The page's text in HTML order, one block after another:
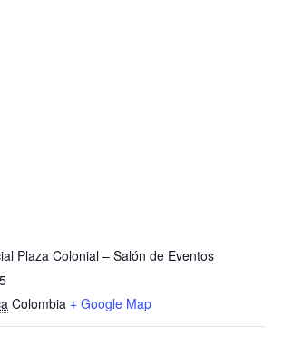
Plaza Colonial – Salón de Eventos
Colombia + Google Map